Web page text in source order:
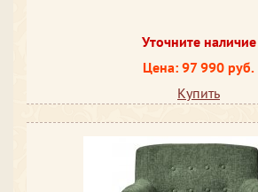
Уточните наличие
Цена: 97 990 руб.
Купить